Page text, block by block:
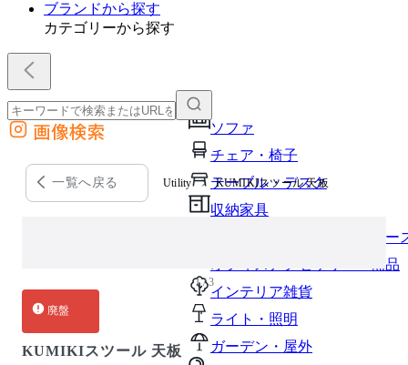
ブランドから探す
カテゴリーから探す
ソファ
チェア・椅子
テーブル・デスク
収納家具
パーソナルブース・集中ブー
オフィスアクセサリー・備品
インテリア雑貨
ライト・照明
ガーデン・屋外
外部サイトの商品をカートに追加
他のサイトで見つけた商品ページのURLを貼り付けて、カートに追加できます
画像検索
一覧へ戻る Utility KUMIKIスツール 天板
1 / 3
廃盤
KUMIKIスツール 天板